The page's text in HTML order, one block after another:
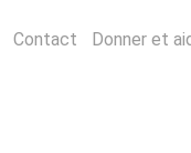
Contact Donner et